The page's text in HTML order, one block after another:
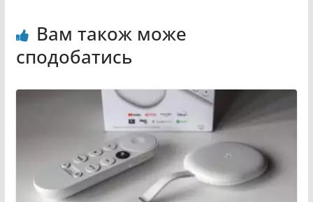
Вам також може
сподобатись